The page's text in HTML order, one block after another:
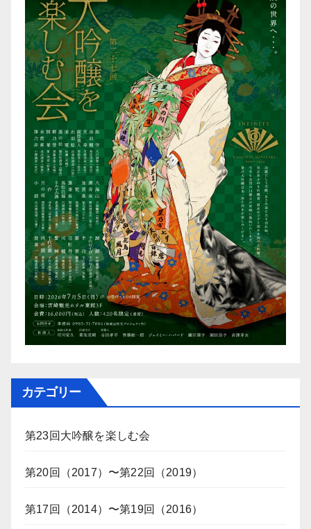
カテゴリー
第23回大吟醸を楽しむ会
第20回（2017）〜第22回（2019）
第17回（2014）〜第19回（2016）